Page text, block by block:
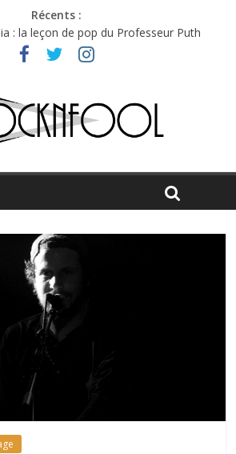
Récents :
: la leçon de pop du Professeur Puth
nouveau festival de musique indépendant
: température et émotions en hausse
de choisir entre chaleur et bonne
Festival : entre bière, métal et